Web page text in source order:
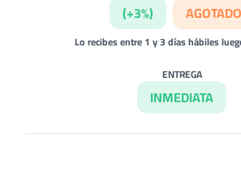
(+3%) AGOTADO
Lo recibes entre 1 y 3 días hábiles
ENTREGA
INMEDIATA